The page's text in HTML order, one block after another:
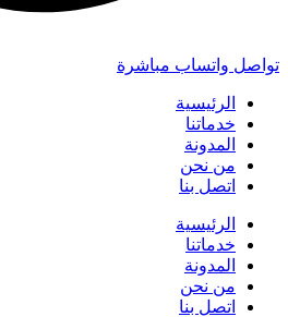
تواصل واتساب مباشرة
الرئيسية
خدماتنا
المدونة
من نحن
اتصل بنا
الرئيسية
خدماتنا
المدونة
من نحن
اتصل بنا